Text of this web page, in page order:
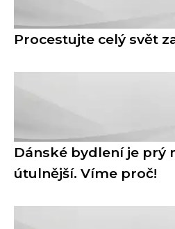
Procestujte celý svět
Dánské bydlení je prý
útulnější. Víme proč!